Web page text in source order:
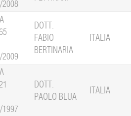
DOTT.
FABIO
BERTINARIA
ITALIA
DOTT.
PAOLO BLUA
ITALIA